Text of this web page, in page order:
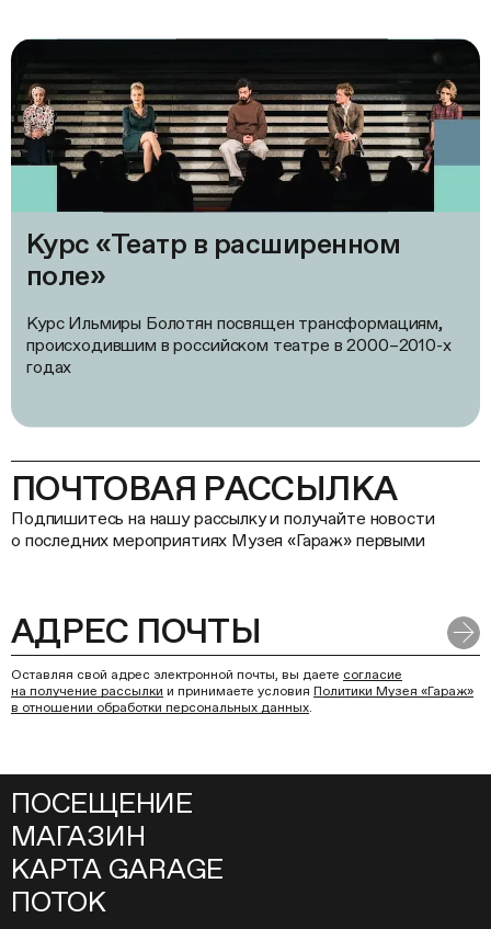
Курс «Театр в расширенном
поле»
Курс Ильмиры Болотян посвящен трансформациям,
происходившим в российском театре в 2000–2010-х
годах
ПОЧТОВАЯ РАССЫЛКА
Подпишитесь на нашу рассылку и получайте новости
о последних мероприятиях Музея «Гараж» первыми
Оставляя свой адрес электронной почты, вы даете согласие
на получение рассылки и принимаете условия Политики Музея «Гараж»
в отношении обработки персональных данных
ПОСЕЩЕНИЕ
МАГАЗИН
КАРТА GARAGE
ПОТОК